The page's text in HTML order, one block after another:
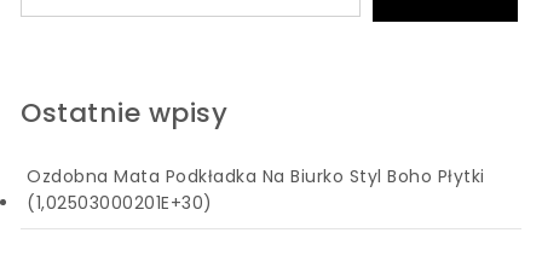
Ostatnie wpisy
Ozdobna Mata Podkładka Na Biurko Styl Boho Płytki
(1,02503000201E+30)